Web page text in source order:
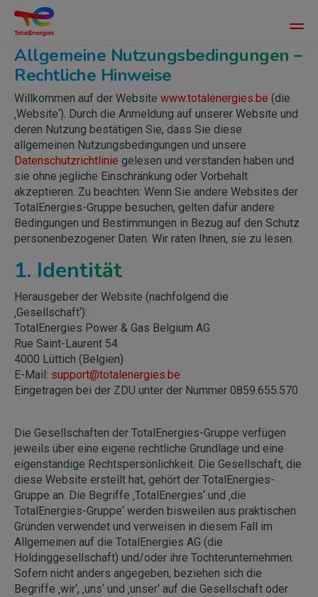
Direkt
zum
Inhalt
Main
Allgemeine Nutzungsbedingungen –
Rechtliche Hinweise
Willkommen auf der Website www.totalenergies.be (die
‚Website‘). Durch die Anmeldung auf unserer Website und
deren Nutzung bestätigen Sie, dass Sie diese
allgemeinen Nutzungsbedingungen und unsere
Datenschutzrichtlinie gelesen und verstanden haben und
sie ohne jegliche Einschränkung oder Vorbehalt
akzeptieren. Zu beachten: Wenn Sie andere Websites der
TotalEnergies-Gruppe besuchen, gelten dafür andere
Bedingungen und Bestimmungen in Bezug auf den Schutz
personenbezogener Daten. Wir raten Ihnen, sie zu lesen.
1. Identität
Herausgeber der Website (nachfolgend die
‚Gesellschaft‘):
TotalEnergies Power & Gas Belgium AG
Rue Saint-Laurent 54
4000 Lüttich (Belgien)
E-Mail: support@totalenergies.be
Eingetragen bei der ZDU unter der Nummer 0859.655.570
Die Gesellschaften der TotalEnergies-Gruppe verfügen
jeweils über eine eigene rechtliche Grundlage und eine
eigenständige Rechtspersönlichkeit. Die Gesellschaft, die
diese Website erstellt hat, gehört der TotalEnergies-
Gruppe an. Die Begriffe ‚TotalEnergies‘ und ‚die
TotalEnergies-Gruppe‘ werden bisweilen aus praktischen
Gründen verwendet und verweisen in diesem Fall im
Allgemeinen auf die TotalEnergies AG (die
Holdinggesellschaft) und/oder ihre Tochterunternehmen.
Sofern nicht anders angegeben, beziehen sich die
Begriffe ‚wir‘, ‚uns‘ und ‚unser‘ auf die Gesellschaft oder